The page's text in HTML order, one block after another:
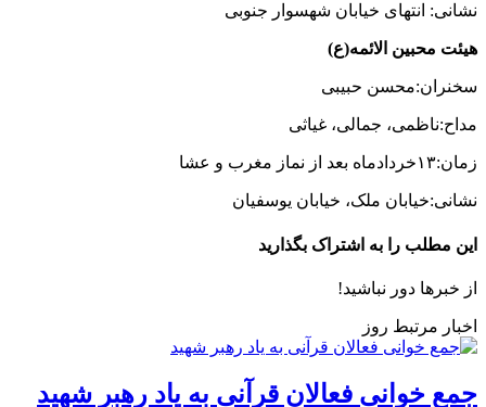
نشانی: انتهای خیابان شهسوار جنوبی
هیئت محبین الائمه(ع)
سخنران:محسن حبیبی
مداح:ناظمی، جمالی، غیاثی
زمان:۱۳خردادماه بعد از نماز مغرب و عشا
نشانی:خیابان ملک، خیابان یوسفیان
این مطلب را به اشتراک بگذارید
از خبرها دور نباشید!
اخبار مرتبط روز
جمع خوانی فعالان قرآنی به یاد رهبر شهید